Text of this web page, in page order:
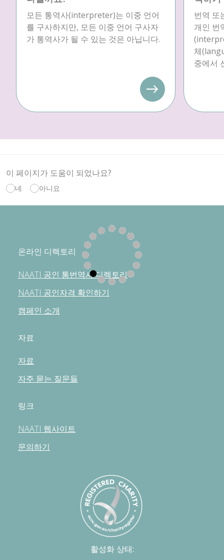
모든 통역사(interpreter)는 이중 언어
를 구사하지만, 모든 이중 언어 구사자
가 통역사가 될 수 있는 것은 아닙니다.
번역 또
개인 번
체
중에서
이 페이지가 도움이 되었나요?
네 아니요
온라인 디렉토리
NAATI 공인 통번역사 디렉토리
NAATI 공인자격 확인하기
캠페인 소개
자료
자료
자주 묻는 질문들
링크
NAATI 웹사이트
문의하기
활성화 상태: